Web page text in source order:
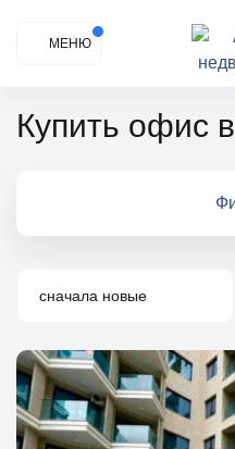
МЕНЮ
Купить офис
сначала новые